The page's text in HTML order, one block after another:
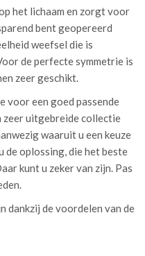
het lichaam en zorgt voor
bent geopereerd
weefsel die is
de perfecte symmetrie is
zeer geschikt.
voor een goed passende
uitgebreide collectie
waaruit u een keuze
de oplossing, die het beste
kunt u zeker van zijn. Pas
dankzij de voordelen van de